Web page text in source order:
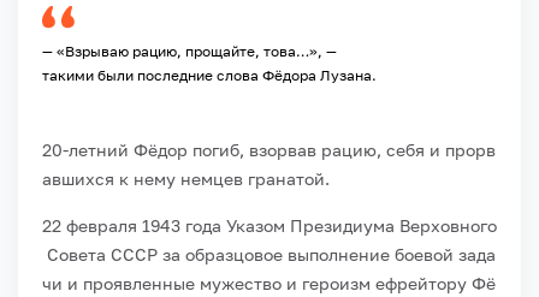
— «Взрываю рацию, прощайте, това…», —
такими были последние слова Фёдора Лузана.
20‑летний Фёдор погиб, взорвав рацию, себя и прорв
авшихся к нему немцев гранатой.
22 февраля 1943 года Указом Президиума Верховного
Совета СССР за образцовое выполнение боевой зада
чи и проявленные мужество и героизм ефрейтору Фё